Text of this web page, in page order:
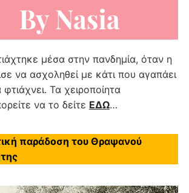
μέσα στην πανδημία, όταν η
να ασχοληθεί με κάτι που αγαπάει
φτιάχνει. Τα χειροποίητα
να το δείτε ΕΔΩ…
παράδοση του Θραψανού